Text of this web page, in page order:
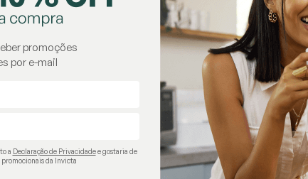
garrafas térmicas
promoções
por e-mail
a Declaração de Privacidadee gostaria de
da Invicta